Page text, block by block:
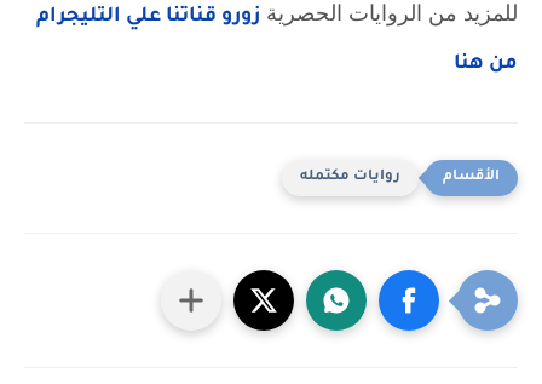
للمزيد من الروايات الحصرية
من هنا
روايات مكتمله